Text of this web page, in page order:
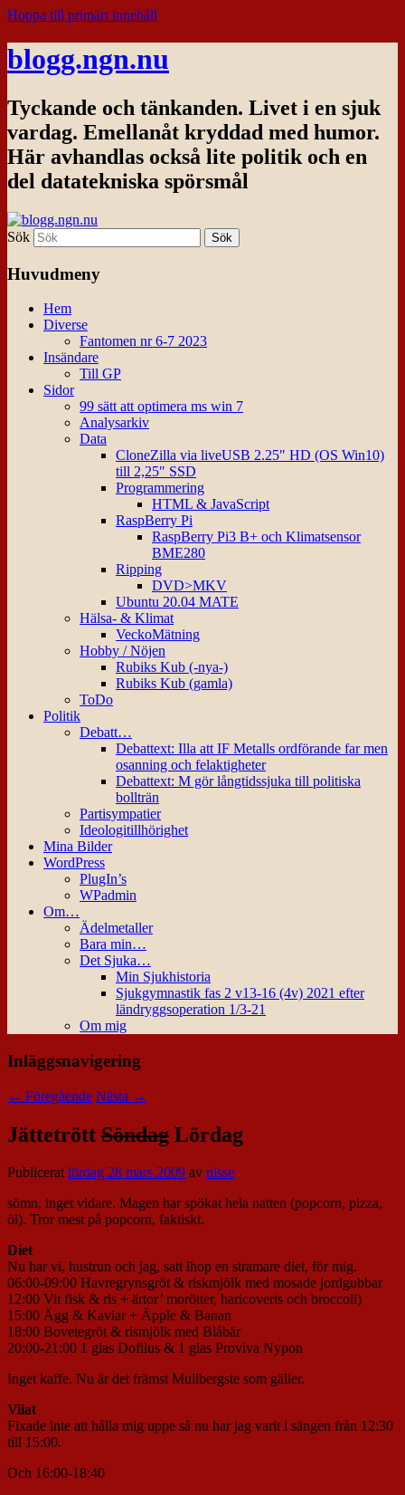
Hoppa till primärt innehåll
blogg.ngn.nu
Tyckande och tänkanden. Livet i en sjuk
vardag. Emellanåt kryddad med humor.
Här avhandlas också lite politik och en
del datatekniska spörsmål
Sök
Huvudmeny
Hem
Diverse
Fantomen nr 6-7 2023
Insändare
Till GP
Sidor
99 sätt att optimera ms win 7
Analysarkiv
Data
CloneZilla via liveUSB 2.25″ HD (OS Win10)
till 2,25″ SSD
Programmering
HTML & JavaScript
RaspBerry Pi
RaspBerry Pi3 B+ och Klimatsensor
BME280
Ripping
DVD>MKV
Ubuntu 20.04 MATE
Hälsa- & Klimat
VeckoMätning
Hobby / Nöjen
Rubiks Kub (-nya-)
Rubiks Kub (gamla)
ToDo
Politik
Debatt…
Debattext: Illa att IF Metalls ordförande far men
osanning och felaktigheter
Debattext: M gör långtidssjuka till politiska
bollträn
Partisympatier
Ideologitillhörighet
Mina Bilder
WordPress
PlugIn’s
WPadmin
Om…
Ädelmetaller
Bara min…
Det Sjuka…
Min Sjukhistoria
Sjukgymnastik fas 2 v13-16 (4v) 2021 efter
ländryggsoperation 1/3-21
Om mig
Inläggsnavigering
← Föregående Nästa →
Jättetrött Söndag Lördag
Publiceratlördag 28 mars 2009 av nisse
sömn, inget vidare. Magen har spökat hela natten (popcorn, pizza,
öl). Tror mest på popcorn, faktiskt.
Diet
Nu har vi, hustrun och jag, satt ihop en stramare diet, för mig.
06:00-09:00 Havregrynsgröt & riskmjölk med mosade jordgubbar
12:00 Vit fisk & ris + ärtor’ morötter, haricoverts och broccoli)
15:00 Ägg & Kaviar + Äpple & Banan
18:00 Bovetegröt & rismjölk med Blåbär
20:00-21:00 1 glas Dofilus & 1 glas Proviva Nypon
Inget kaffe. Nu är det främst Mullbergste som gäller.
Vilat
Fixade inte att hålla mig uppe så nu har jag varit i sängen från 12:30
till 15:00.
Och 16:00-18:40